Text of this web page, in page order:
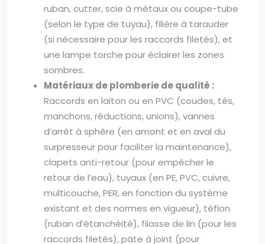
ruban, cutter, scie à métaux ou coupe-tube
(selon le type de tuyau), filière à tarauder
(si nécessaire pour les raccords filetés), et
une lampe torche pour éclairer les zones
sombres.
Matériaux de plomberie de qualité :
Raccords en laiton ou en PVC (coudes, tés,
manchons, réductions, unions), vannes
d’arrêt à sphère (en amont et en aval du
surpresseur pour faciliter la maintenance),
clapets anti-retour (pour empêcher le
retour de l’eau), tuyaux (en PE, PVC, cuivre,
multicouche, PER, en fonction du système
existant et des normes en vigueur), téflon
(ruban d’étanchéité), filasse de lin (pour les
raccords filetés), pâte à joint (pour